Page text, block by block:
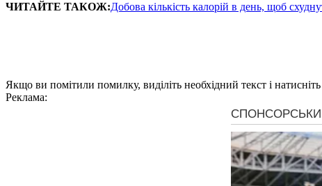
ЧИТАЙТЕ ТАКОЖ:Добова кількість калорій в день, щоб
Якщо ви помітили помилку, виділіть необхідний текст і
Реклама: